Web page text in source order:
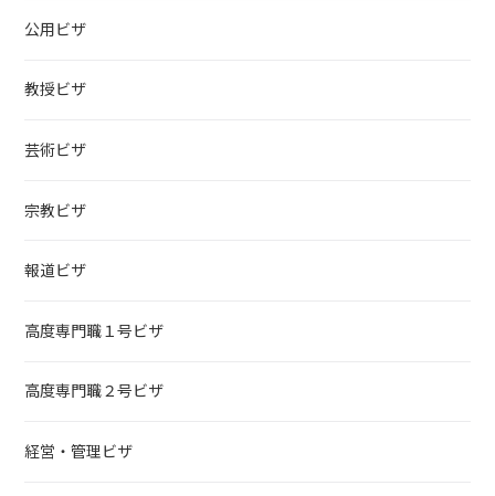
公用ビザ
教授ビザ
芸術ビザ
宗教ビザ
報道ビザ
高度専門職１号ビザ
高度専門職２号ビザ
経営・管理ビザ